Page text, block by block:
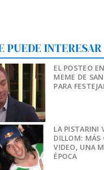
PUEDE INTERESAR
EL POSTEO
MEME DE
PARA
LA PISTARINI
DILLOM: MÁS
VIDEO, UNA
ÉPOCA